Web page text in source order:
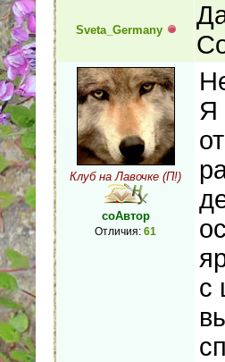
Sveta_Germany
Клуб на Лавочке (П!)
соАвтор
Отличия: 61
Я
с